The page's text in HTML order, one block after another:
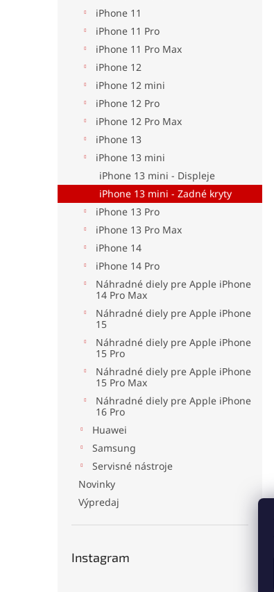
iPhone 11
iPhone 11 Pro
iPhone 11 Pro Max
iPhone 12
iPhone 12 mini
iPhone 12 Pro
iPhone 12 Pro Max
iPhone 13
iPhone 13 mini
iPhone 13 mini - Displeje
iPhone 13 mini - Zadné kryty
iPhone 13 Pro
iPhone 13 Pro Max
iPhone 14
iPhone 14 Pro
Náhradné diely pre Apple iPhone
14 Pro Max
Náhradné diely pre Apple iPhone
15
Náhradné diely pre Apple iPhone
15 Pro
Náhradné diely pre Apple iPhone
15 Pro Max
Náhradné diely pre Apple iPhone
16 Pro
Huawei
Samsung
Servisné nástroje
Novinky
Výpredaj
Instagram